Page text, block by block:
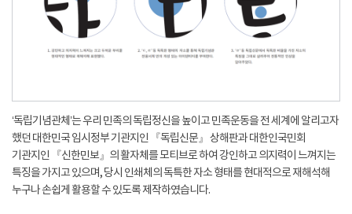
‘독립기념관체’는 우리 민족의 독립정신을 높이고 민족운동을 전 세계에 알리고자
했던 대한민국 임시정부 기관지인 『독립신문』 상해판과 대한인국민회
기관지인 『신한민보』의 활자체를 모티브로 하여 강인하고 의지력이 느껴지는
특징을 가지고 있으며, 당시 인쇄체의 독특한 자소 형태를 현대적으로 재해석해
누구나 손쉽게 활용할 수 있도록 제작하였습니다.